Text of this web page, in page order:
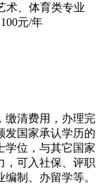
术、体育类专业
元/年
缴清费用，办理完
发国家承认学历的
学位，与其它国家
，可入社保、评职
制、办留学等。